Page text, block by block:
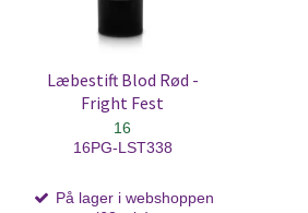
Læbestift Blod Rød -
Fright Fest
16
16PG-LST338
På lager i webshoppen